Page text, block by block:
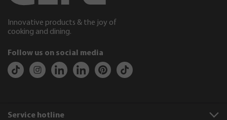
Innovative products & the joy of
cooking and dining.
Follow us on social media
Service hotline